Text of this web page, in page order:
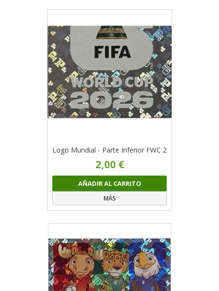
Logo Mundial - Parte Inferior FWC 2
2,00 €
AÑADIR AL CARRITO
MÁS